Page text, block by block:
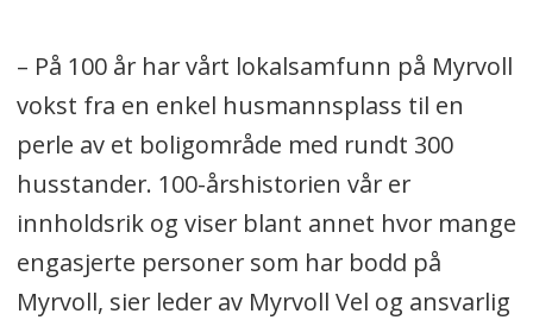
– På 100 år har vårt lokalsamfunn på Myrvoll
vokst fra en enkel husmannsplass til en
perle av et boligområde med rundt 300
husstander. 100-årshistorien vår er
innholdsrik og viser blant annet hvor mange
engasjerte personer som har bodd på
Myrvoll, sier leder av Myrvoll Vel og ansvarlig